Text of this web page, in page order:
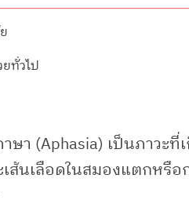
ทั่วไป
าษา (Aphasia) เป็นภาว
เส้นเลือดในสมองแตกหรื